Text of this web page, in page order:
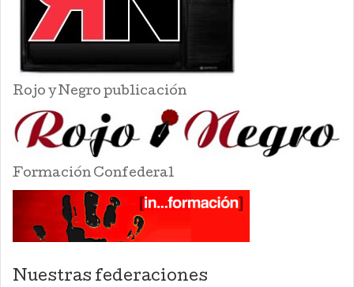
Rojo y Negro publicación
Formación Confederal
Nuestras federaciones